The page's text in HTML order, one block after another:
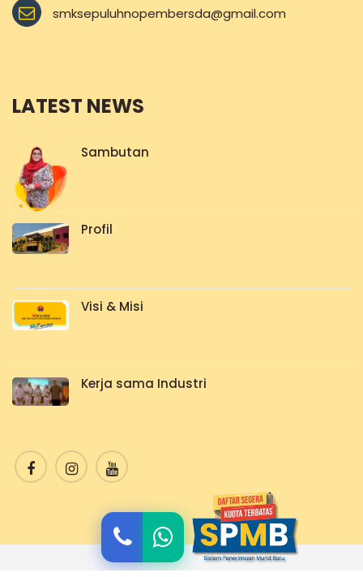
smksepuluhnopembersda@gmail.com
LATEST NEWS
Sambutan
Profil
Visi & Misi
Kerja sama Industri